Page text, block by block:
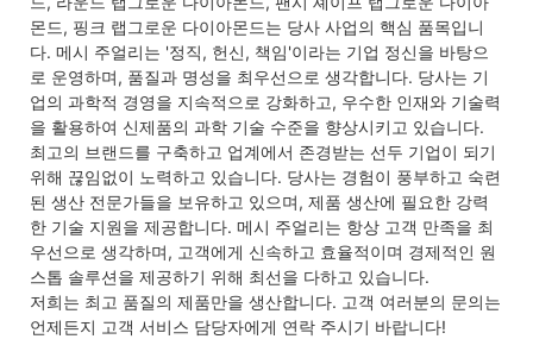
몬드, 핑크 랩그로운 다이아몬드는 당사 사업의 핵심 품목입니
다. 메시 주얼리는 '정직, 헌신, 책임'이라는 기업 정신을 바탕으
로 운영하며, 품질과 명성을 최우선으로 생각합니다. 당사는 기
업의 과학적 경영을 지속적으로 강화하고, 우수한 인재와 기술력
을 활용하여 신제품의 과학 기술 수준을 향상시키고 있습니다.
최고의 브랜드를 구축하고 업계에서 존경받는 선두 기업이 되기
위해 끊임없이 노력하고 있습니다. 당사는 경험이 풍부하고 숙련
된 생산 전문가들을 보유하고 있으며, 제품 생산에 필요한 강력
한 기술 지원을 제공합니다. 메시 주얼리는 항상 고객 만족을 최
우선으로 생각하며, 고객에게 신속하고 효율적이며 경제적인 원
스톱 솔루션을 제공하기 위해 최선을 다하고 있습니다.
저희는 최고 품질의 제품만을 생산합니다. 고객 여러분의 문의는
언제든지 고객 서비스 담당자에게 연락 주시기 바랍니다!